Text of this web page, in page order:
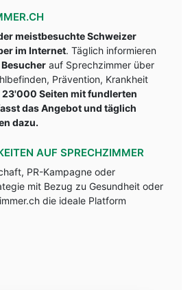
meistbesuchte Schweizer
im Internet. Täglich informieren
auf Sprechzimmer über
Prävention, Krankheit
23'000 Seiten mit fundlerten
das Angebot und täglich
dazu.
AUF SPRECHZIMMER
PR-Kampagne oder
mit Bezug zu Gesundheit oder
die ideale Platform